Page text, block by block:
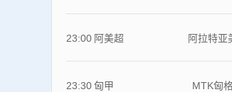
23:00 阿美超 阿拉特亚
23:30匈甲 MTK匈